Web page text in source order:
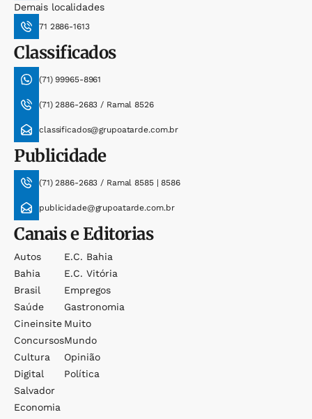
Demais localidades
71 2886-1613
Classificados
(71) 99965-8961
(71) 2886-2683 / Ramal 8526
classificados@grupoatarde.com.br
Publicidade
(71) 2886-2683 / Ramal 8585 | 8586
publicidade@grupoatarde.com.br
Canais e Editorias
Autos
Bahia
Brasil
Saúde
Cineinsite
Concursos
Cultura
Digital
Salvador
Economia
E.c. Bahia
E.c. Vitória
Empregos
Gastronomia
Muito
Mundo
Opinião
Política